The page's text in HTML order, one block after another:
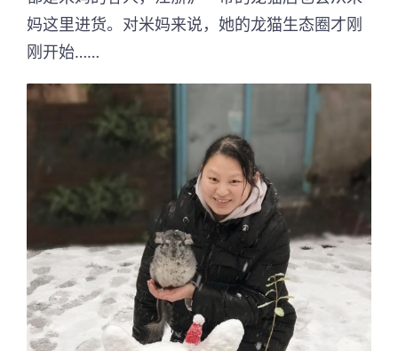
妈这里进货。对米妈来说，她的龙猫生态圈才刚
刚开始……